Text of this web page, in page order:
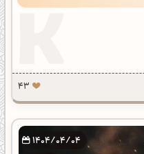
43
1404/04/04